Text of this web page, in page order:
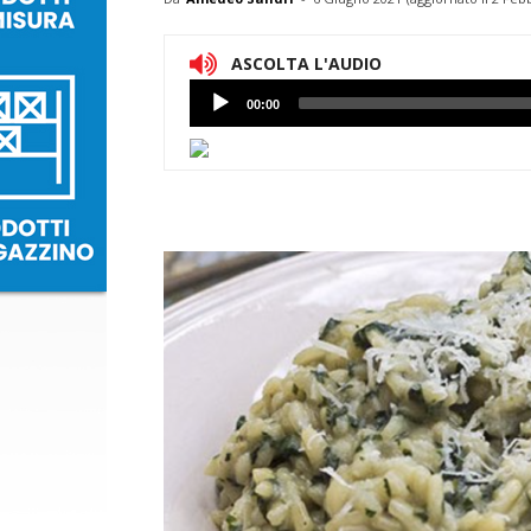
ASCOLTA L'AUDIO
Lettore
Audio
00:00